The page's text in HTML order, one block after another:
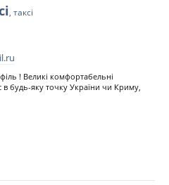
, таксі
! Великі комфортабельні
в будь-яку точку України чи Криму,